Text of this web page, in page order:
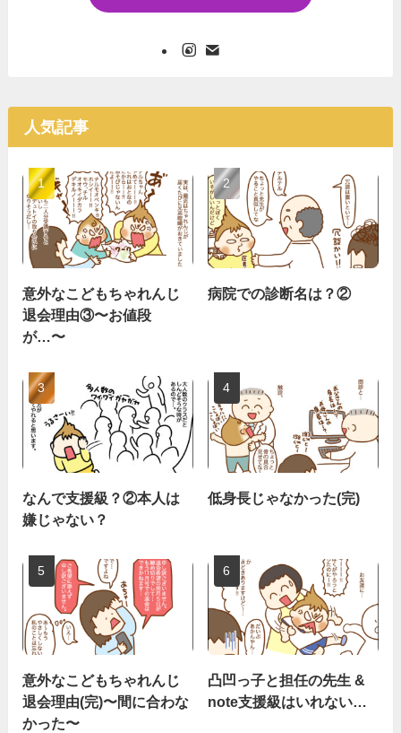
人気記事
意外なこどもちゃれんじ
退会理由③〜お値段
が…〜
病院での診断名は？②
なんで支援級？②本人は
嫌じゃない？
低身長じゃなかった(完)
意外なこどもちゃれんじ
退会理由(完)〜間に合わな
かった〜
凸凹っ子と担任の先生 &
note支援級はいれない…